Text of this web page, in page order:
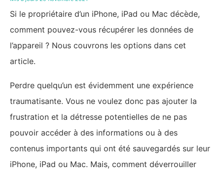
Si le propriétaire d’un iPhone, iPad ou Mac décède,
comment pouvez-vous récupérer les données de
l’appareil ? Nous couvrons les options dans cet
article.
Perdre quelqu’un est évidemment une expérience
traumatisante. Vous ne voulez donc pas ajouter la
frustration et la détresse potentielles de ne pas
pouvoir accéder à des informations ou à des
contenus importants qui ont été sauvegardés sur leur
iPhone, iPad ou Mac. Mais, comment déverrouiller